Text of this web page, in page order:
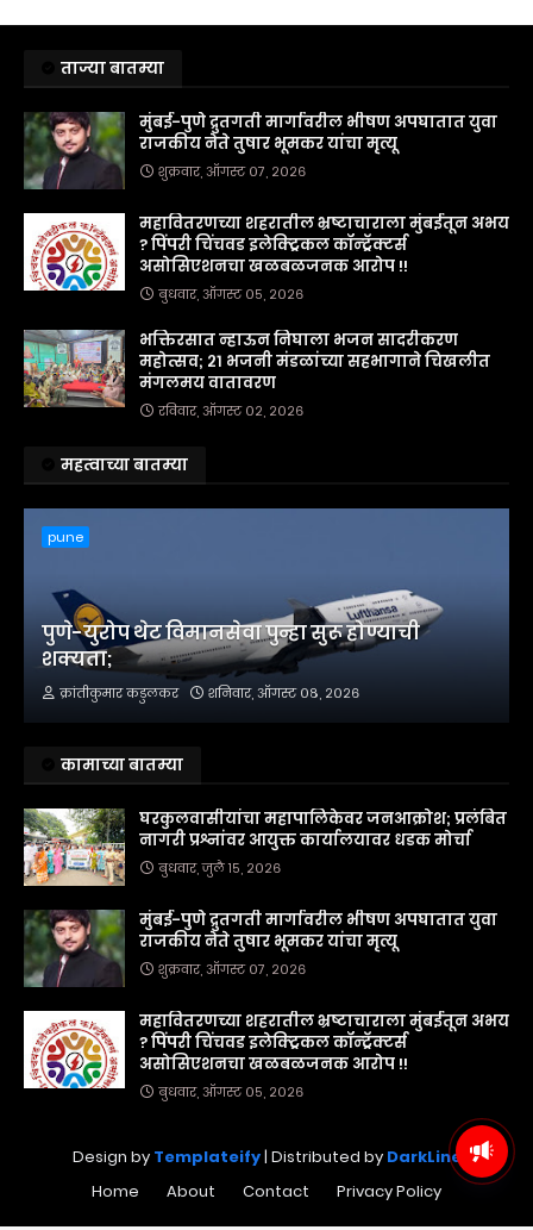
ताज्या बातम्या
मुंबई-पुणे द्रुतगती मार्गावरील भीषण अपघातात युवा
राजकीय नेते तुषार भूमकर यांचा मृत्यू
शुक्रवार, ऑगस्ट ०७, २०२६
महावितरणच्या शहरातील भ्रष्टाचाराला मुंबईतून अभय
? पिंपरी चिंचवड इलेक्ट्रिकल कॉन्ट्रॅक्टर्स
असोसिएशनचा खळबळजनक आरोप !!
बुधवार, ऑगस्ट ०५, २०२६
भक्तिरसात न्हाऊन निघाला भजन सादरीकरण
महोत्सव; २१ भजनी मंडळांच्या सहभागाने चिखलीत
मंगलमय वातावरण
रविवार, ऑगस्ट ०२, २०२६
महत्वाच्या बातम्या
pune
पुणे-युरोप थेट विमानसेवा पुन्हा सुरू होण्याची
शक्यता;
क्रांतीकुमार कडुलकर शनिवार, ऑगस्ट ०८, २०२६
कामाच्या बातम्या
घरकुलवासीयांचा महापालिकेवर जनआक्रोश; प्रलंबित
नागरी प्रश्नांवर आयुक्त कार्यालयावर धडक मोर्चा
बुधवार, जुलै १५, २०२६
मुंबई-पुणे द्रुतगती मार्गावरील भीषण अपघातात युवा
राजकीय नेते तुषार भूमकर यांचा मृत्यू
शुक्रवार, ऑगस्ट ०७, २०२६
महावितरणच्या शहरातील भ्रष्टाचाराला मुंबईतून अभय
? पिंपरी चिंचवड इलेक्ट्रिकल कॉन्ट्रॅक्टर्स
असोसिएशनचा खळबळजनक आरोप !!
बुधवार, ऑगस्ट ०५, २०२६
Design by Templateify| Distributed by DarkLine
Home
About Contact Privacy Policy